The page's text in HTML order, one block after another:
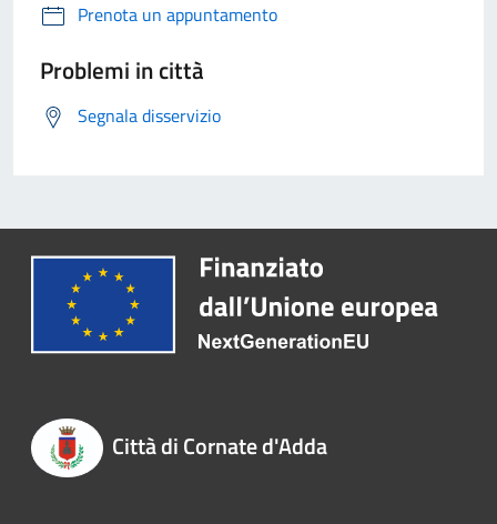
Prenota un appuntamento
Problemi in città
Segnala disservizio
Città di Cornate d'Adda